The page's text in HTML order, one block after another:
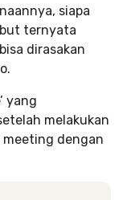
siapa
ternyata
dirasakan
yang
melakukan
dengan